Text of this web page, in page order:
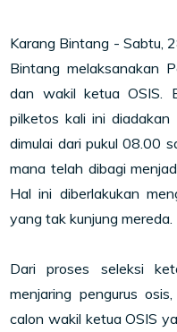
Karang Bintang - Sabtu,
Bintang melaksanakan
dan wakil ketua OSIS.
pilketos kali ini diadakan
dimulai dari pukul 08.00
mana telah dibagi
Hal ini diberlakukan
yang tak kunjung mereda.
Dari proses seleksi
menjaring pengurus
calon wakil ketua OSIS